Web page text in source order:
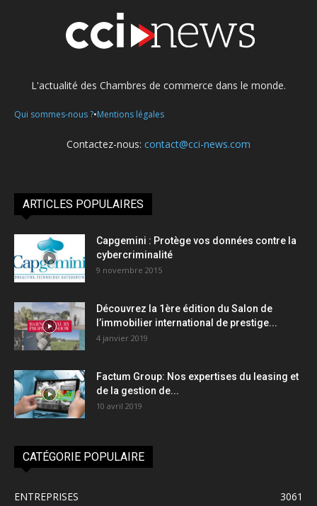
L'actualité des Chambres de commerce dans le monde.
Qui sommes-nous ?•Mentions légales
Contactez-nous: contact@cci-news.com
ARTICLES POPULAIRES
Capgemini : Protège vos données contre la
cybercriminalité
9 novembre 2015
Découvrez la 1ère édition du Salon de
l’immobilier international de prestige...
4 janvier 2019
Factum Group: Nos expertises du leasing et
de la gestion de...
10 avril 2019
CATÉGORIE POPULAIRE
ENTREPRISES 3061